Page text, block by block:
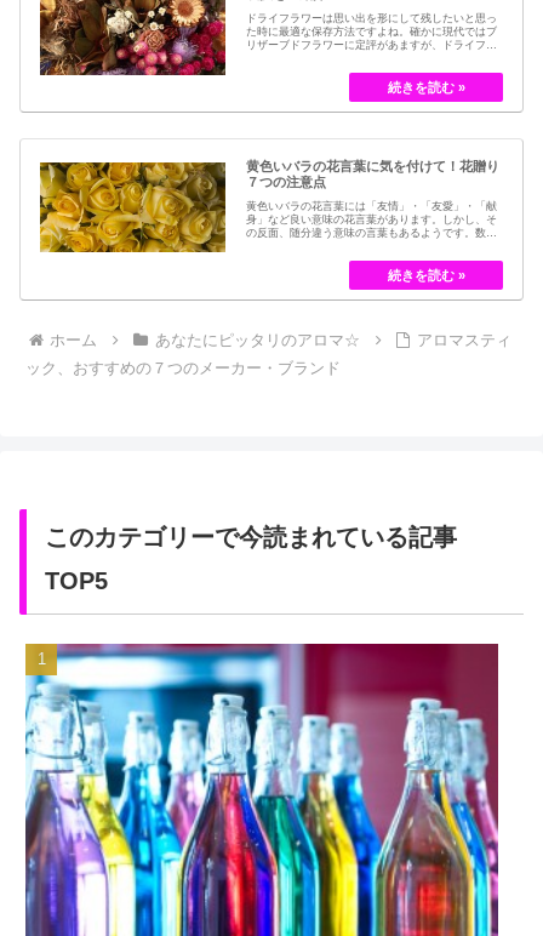
ドライフラワーは思い出を形にして残したいと思っ
た時に最適な保存方法ですよね。確かに現代ではブ
リザーブドフラワーに定評があますが、ドライフラ
とつです。結婚式のブーケなどに使われた花など、
今では押し花のサービスが有名ですが、昔はドライ
フラワーでも保存されてきました。30代以降の…
黄色いバラの花言葉に気を付けて！花贈り
７つの注意点
黄色いバラの花言葉には「友情」・「友愛」・「献
身」など良い意味の花言葉があります。しかし、そ
の反面、随分違う意味の言葉もあるようです。数多
ローズである「ハイブリット・ティー」の中には、
黄色のバラというのは、存在していませんでした。
しかし、フランスの園芸家ジョセフ・ペルネ＝デ…
ホーム あなたにピッタリのアロマ☆
アロマスティ
ック、おすすめの７つのメーカー・ブランド
このカテゴリーで今読まれている記事
TOP5